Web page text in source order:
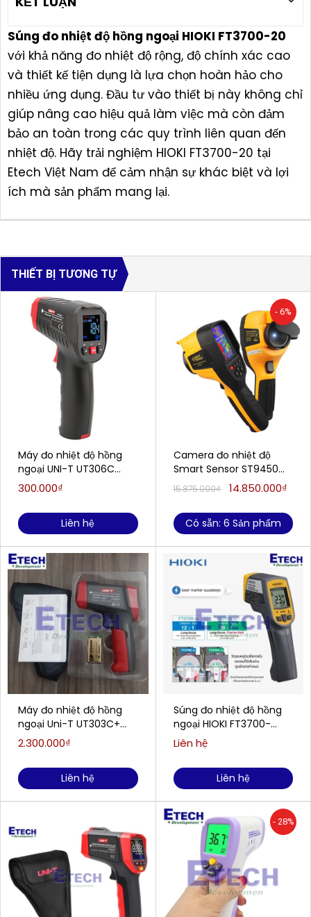
Súng đo nhiệt độ hồng ngoại HIOKI FT3700-20
với khả năng đo nhiệt độ rộng, độ chính xác cao
và thiết kế tiện dụng là lựa chọn hoàn hảo cho
nhiều ứng dụng. Đầu tư vào thiết bị này không chỉ
giúp nâng cao hiệu quả làm việc mà còn đảm
bảo an toàn trong các quy trình liên quan đến
nhiệt độ. Hãy trải nghiệm HIOKI FT3700-20 tại
Etech Việt Nam để cảm nhận sự khác biệt và lợi
ích mà sản phẩm mang lại.
THIẾT BỊ TƯƠNG TỰ
Máy đo nhiệt độ hồng
ngoại UNI-T UT306C
(-50~500℃; ±2°C/±2%;
300.000₫
Liên hệ
Máy đo nhiệt độ hồng
ngoại Uni-T UT303C+
(1300°C/30:1)
2.300.000₫
Liên hệ
- 6%
Camera đo nhiệt độ
Smart Sensor ST9450
(-25 đến 450 ° C)
15.875.000₫ 14.850.000₫
Có sẵn: 6 Sản phẩm
Súng đo nhiệt độ hồng
ngoại HIOKI FT3700-
20(-60°C -550°C )
Liên hệ
Liên hệ
- 28%